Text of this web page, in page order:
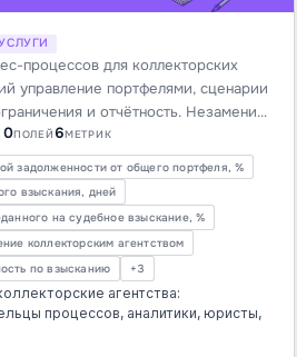
процессов для коллекторских
управление портфелями, сценарии
и отчётность. Незаменим
повышения эффективности
комплаенса в финансовой сфере.
ПОЛЕЙ6МЕТРИК
задолженности от общего портфеля, %
взыскания, дней
на судебное взыскание, %
коллекторским агентством
по взысканию
+3
агентства:
процессов, аналитики, юристы,